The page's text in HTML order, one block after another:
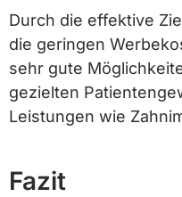
Durch die effektive
die geringen
sehr gute
gezielten
Leistungen wie
Fazit